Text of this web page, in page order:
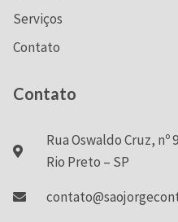
Serviços
Contato
Contato
Rua Oswaldo Cruz, nº
Rio Preto – SP